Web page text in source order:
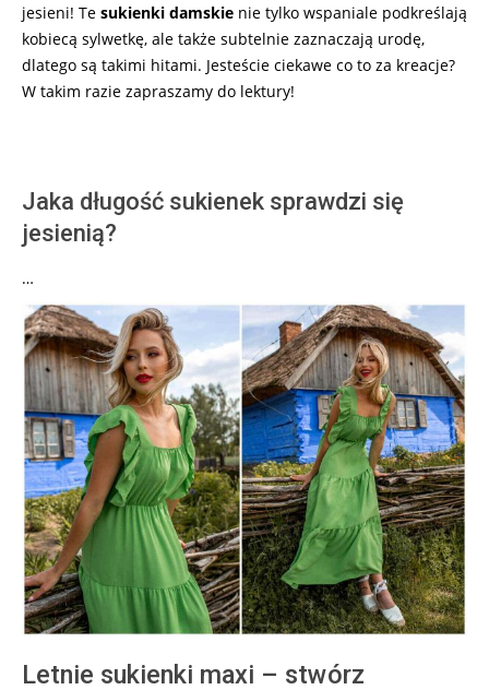
jesieni! Te sukienki damskie nie tylko wspaniale podkreślają
kobiecą sylwetkę, ale także subtelnie zaznaczają urodę,
dlatego są takimi hitami. Jesteście ciekawe co to za kreacje?
W takim razie zapraszamy do lektury!
Jaka długość sukienek sprawdzi się
jesienią?
…
Letnie sukienki maxi – stwórz